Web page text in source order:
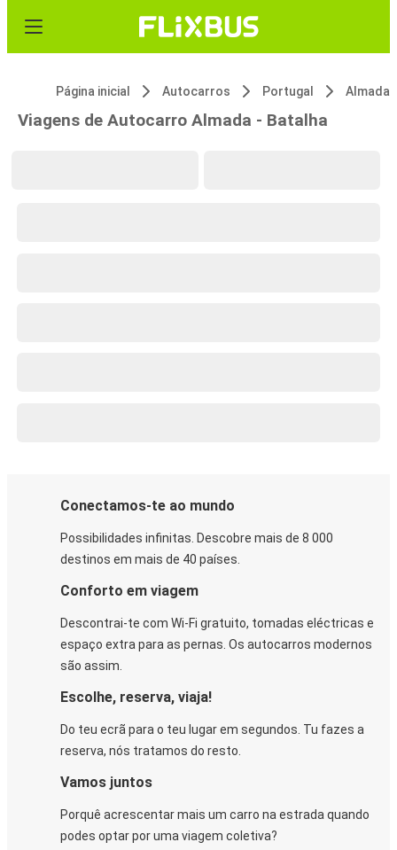
Página inicial Autocarros Portugal Almada
Viagens de Autocarro Almada - Batalha
Conectamos-te ao mundo
Possibilidades infinitas. Descobre mais de 8 000
destinos em mais de 40 países.
Conforto em viagem
Descontrai-te com Wi-Fi gratuito, tomadas eléctricas e
espaço extra para as pernas. Os autocarros modernos
são assim.
Escolhe, reserva, viaja!
Do teu ecrã para o teu lugar em segundos. Tu fazes a
reserva, nós tratamos do resto.
Vamos juntos
Porquê acrescentar mais um carro na estrada quando
podes optar por uma viagem coletiva?